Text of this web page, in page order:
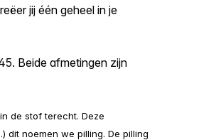
jij één geheel in je
Beide afmetingen zijn
de stof terecht. Deze
dit noemen we pilling. De pilling